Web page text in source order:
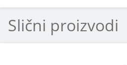
Slični proizvodi